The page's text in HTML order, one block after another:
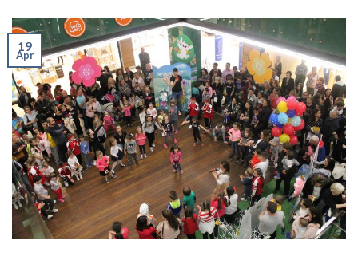
19
Apr